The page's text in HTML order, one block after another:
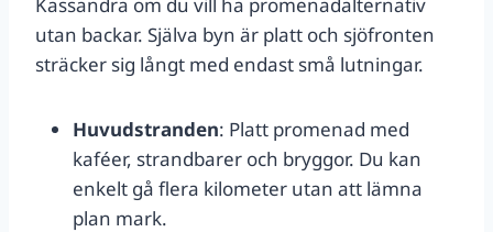
utan backar. Själva byn är platt och sjöfronten
sträcker sig långt med endast små lutningar.
Huvudstranden: Platt promenad med
kaféer, strandbarer och bryggor. Du kan
enkelt gå flera kilometer utan att lämna
plan mark.